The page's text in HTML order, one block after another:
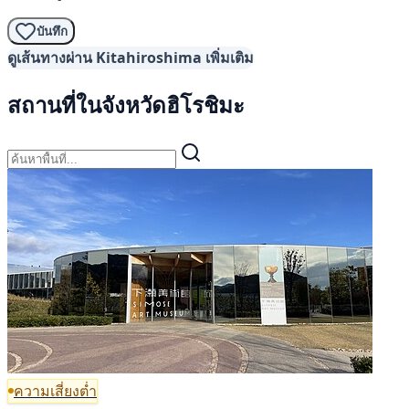
บันทึก
ดูเส้นทางผ่าน Kitahiroshima เพิ่มเติม
สถานที่ในจังหวัดฮิโรชิมะ
ความเสี่ยงต่ำ